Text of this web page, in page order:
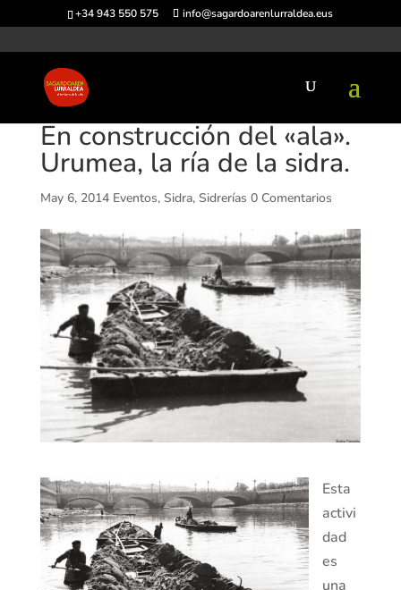
+34 943 550 575 info@sagardoarenlurraldea.eus
En construcción del «ala».
Urumea, la ría de la sidra.
May 6, 2014 Eventos, Sidra, Sidrerías 0 Comentarios
Esta
activi
dad
es
una